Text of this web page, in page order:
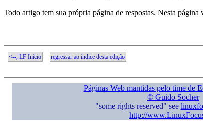
Todo artigo tem sua própria página de respostas. Nesta
<--, LF Início regressar ao índice desta edição
Páginas Web mantidas pelo time de
© Guido Socher
"some rights reserved" see
http://